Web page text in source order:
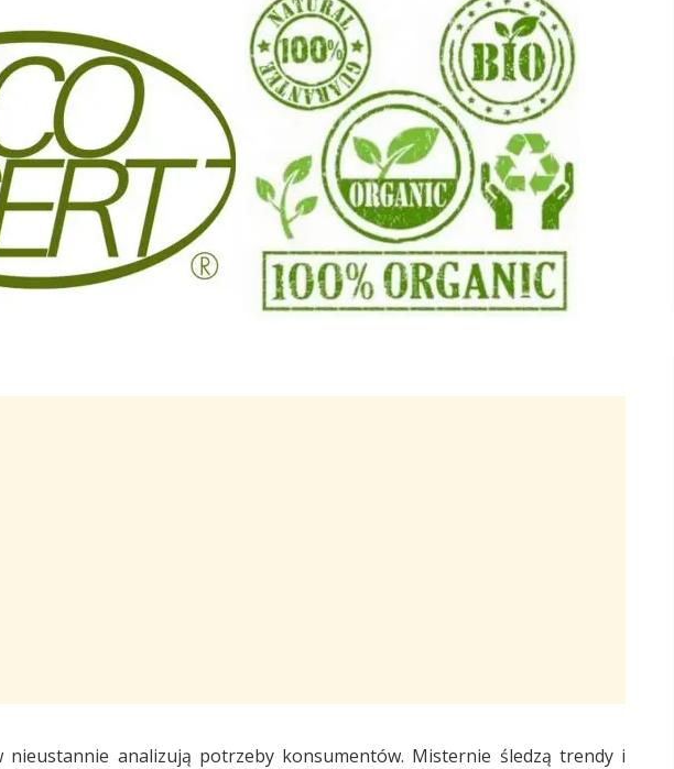
nieustannie analizują potrzeby konsumentów. Misternie śledzą trendy i